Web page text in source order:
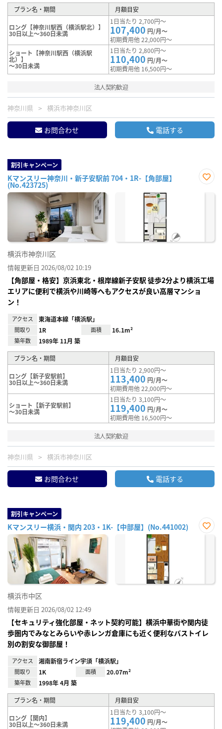
プラン名・期間 月額目安
ロング【神奈川駅西（横浜駅北）】
30日以上～360日未満
1日当たり 2,700円～
107,400 円/月～
初期費用他 22,000円～
ショート【神奈川駅西（横浜駅
北）】
～30日未満
1日当たり 2,800円～
110,400 円/月～
初期費用他 16,500円～
法人契約歓迎
神奈川県 横浜市神奈川区
お問合わせ 電話する
割引キャンペーン
Kマンスリー神奈川・新子安駅前 704・1R-【角部屋】
(No.423725)
に入
横浜市神奈川区
情報更新日 2026/08/02 10:19
【角部屋・格安】京浜東北・根岸線新子安駅 徒歩2分より横浜工場
エリアに便利で横浜や川崎等へもアクセスが良い高層マンショ
ン！
アクセス 東海道本線「横浜駅」
間取り 1R 面積 16.1m²
築年数 1989年 11月 築
プラン名・期間 月額目安
ロング【新子安駅前】
30日以上～360日未満
1日当たり 2,900円～
113,400 円/月～
初期費用他 22,000円～
ショート【新子安駅前】
～30日未満
1日当たり 3,100円～
119,400 円/月～
初期費用他 16,500円～
法人契約歓迎
神奈川県 横浜市神奈川区
お問合わせ 電話する
割引キャンペーン
Kマンスリー横浜・関内 203・1K-【中部屋】(No.441002)
お気
横浜市中区
情報更新日 2026/08/02 12:49
【セキュリティ強化部屋・ネット契約可能】横浜中華街や関内徒
歩圏内でみなとみらいや赤レンガ倉庫にも近く便利なバストイレ
別の割安な御部屋！
アクセス 湘南新宿ライン宇須「横浜駅」
間取り 1K 面積 20.07m²
築年数 1998年 4月 築
プラン名・期間 月額目安
ロング【関内】
30日以上～360日未満
1日当たり 3,100円～
119,400 円/月～